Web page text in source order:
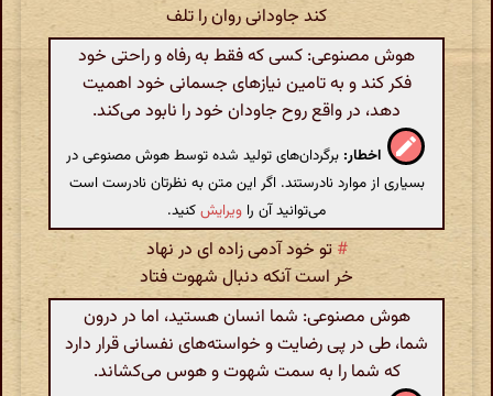
کند جاودانی روان را تلف
هوش مصنوعی: کسی که فقط به رفاه و راحتی خود
فکر کند و به تامین نیازهای جسمانی خود اهمیت
دهد، در واقع روح جاودان خود را نابود می‌کند.
اخطار: برگردان‌های تولید شده توسط هوش مصنوعی در
بسیاری از موارد نادرستند. اگر این متن به نظرتان نادرست است
می‌توانید آن را ویرایشکنید.
#تو خود آدمی زاده ای در نهاد
خر است آنکه دنبال شهوت فتاد
هوش مصنوعی: شما انسان هستید، اما در درون
شما، طی در پی رضایت و خواسته‌های نفسانی قرار دارد
که شما را به سمت شهوت و هوس می‌کشاند.